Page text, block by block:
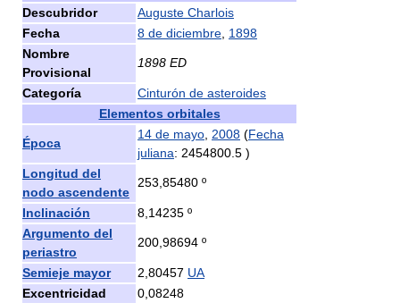
Descubridor
Auguste Charlois
Fecha
8 de diciembre 1898
Nombre
Provisional
1898 ED
Categoría
Cinturón de asteroides
Elementos orbitales
Época
14 de mayo 2008 (Fecha
juliana: 2454800.5 )
Longitud del
nodo ascendente
253,85480 º
Inclinación
8,14235 º
Argumento del
periastro
200,98694 º
Semieje mayor 2,80457 UA
Excentricidad
0,08248